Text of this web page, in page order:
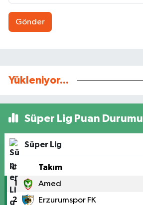
Gönder
Yükleniyor...
Süper Lig Puan Durumu
Süper Lig
# Takım
1 Amed
2 Erzurumspor FK